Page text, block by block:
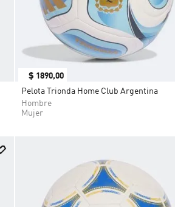
$ 1890,00
Pelota Trionda Home Club Argentina
Hombre
Mujer